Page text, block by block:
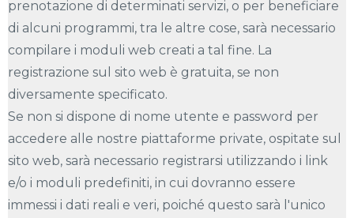
prenotazione di determinati servizi, o per beneficiare
di alcuni programmi, tra le altre cose, sarà necessario
compilare i moduli web creati a tal fine. La
registrazione sul sito web è gratuita, se non
diversamente specificato.
Se non si dispone di nome utente e password per
accedere alle nostre piattaforme private, ospitate sul
sito web, sarà necessario registrarsi utilizzando i link
e/o i moduli predefiniti, in cui dovranno essere
immessi i dati reali e veri, poiché questo sarà l'unico